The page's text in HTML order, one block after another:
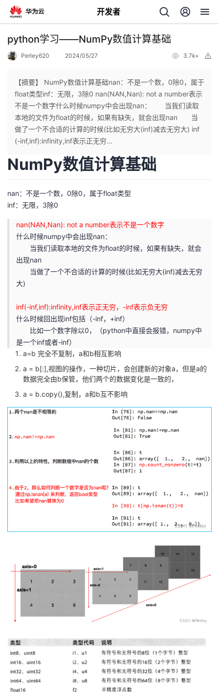
开发者
返
个
人
主
我
的
者
我
的
博
我
的
坛
我
圈
子
的
直
我
的
我
者
我
的
课
程
我
的
认
证
我
的
实
验
我
的
收
支
的
技
术
支
持
我
的
云
声
建
python学习——NumPy数值计算基础
Perley620 2024/05/27 3.7k+
【摘要】 NumPy数值计算基础nan：不是一个数，0除0，属于
float类型inf：无限，3除0 nan(NAN,Nan): not a number表示
不是一个数字什么时候numpy中会出现nan： 当我们读取
本地的文件为float的时候，如果有缺失，就会出现nan 当
做了一个不合适的计算的时候(比如无穷大(inf)减去无穷大) inf
(-inf,inf):infinity,inf表示正无穷...
NumPy数值计算基础
nan：不是一个数，0除0，属于float类型
inf：无限，3除0
nan(NAN,Nan): not a number表示不是一个数字
什么时候numpy中会出现nan：
当我们读取本地的文件为float的时候，如果有缺失，就会
出现nan
当做了一个不合适的计算的时候(比如无穷大(inf)减去无穷
大)
inf(-inf,inf):infinity,inf表示正无穷，-inf表示负无穷
什么时候回出现inf包括（-inf，+inf）
比如一个数字除以0，（python中直接会报错，numpy中
是一个inf或者-inf）
a=b 完全不复制，a和b相互影响
a = b[:],视图的操作，一种切片，会创建新的对象a，但是a的
数据完全由b保管，他们两个的数据变化是一致的，
a = b.copy(),复制，a和b互不影响